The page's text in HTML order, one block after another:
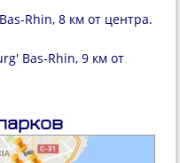
Rhin, 8 км от центра.
Bas-Rhin, 9 км от